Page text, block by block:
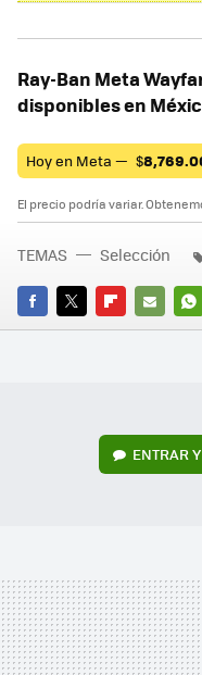
Ray-Ban Meta
disponibles en
Hoy en Meta — $
El precio podría variar.
FACEBOOK
TWITTERFLIPBOARD
E-
TEMAS Selección
ENTRAR